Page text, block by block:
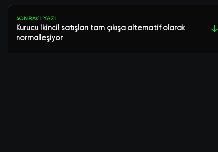
SONRAKI YAZI
Kurucu ikincil satışları tam çıkışa alternatif olarak
normalleşiyor
↓